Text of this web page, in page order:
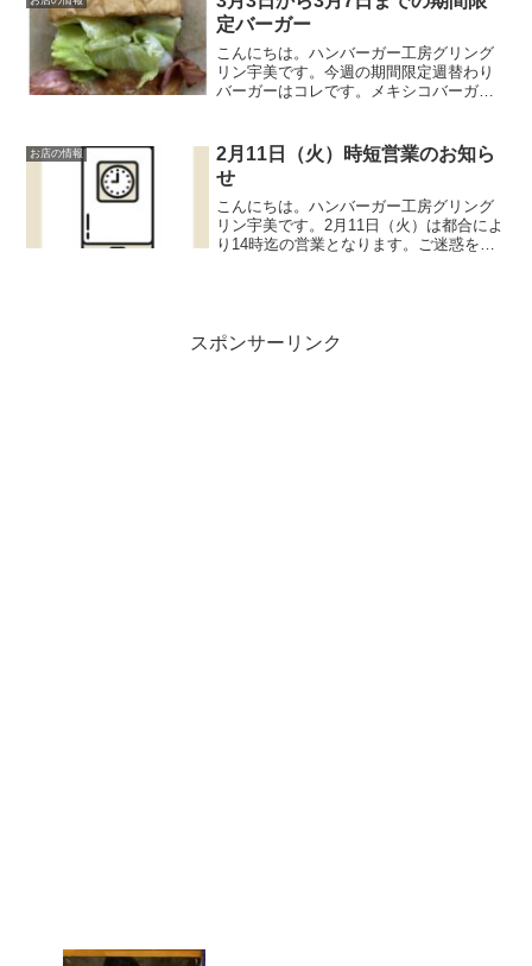
る期間限定週替わりバー...
定バーガー
こんにちは。ハンバーガー工房グリング
リン宇美です。今週の期間限定週替わり
バーガーはコレです。メキシコバーガ
シコと言えばコレと自信を持って提供す
る期間限定週替わりバー...
お店の情報
2月11日（火）時短営業のお知ら
せ
こんにちは。ハンバーガー工房グリング
リン宇美です。2月11日（火）は都合によ
り14時迄の営業となります。ご迷惑をお
スポンサーリンク